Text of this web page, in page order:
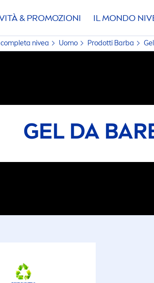
& PROMOZIONI IL MONDO
nivea Uomo Prodotti Barba
GEL DA